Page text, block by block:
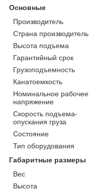
Основные
Производитель
Страна производитель
Высота подъема
Гарантийный срок
Грузоподъемность
Канатоемкость
Номинальное рабочее
напряжение
Скорость подъема-
опускания груза
Состояние
Тип оборудования
Габаритные размеры
Вес
Высота